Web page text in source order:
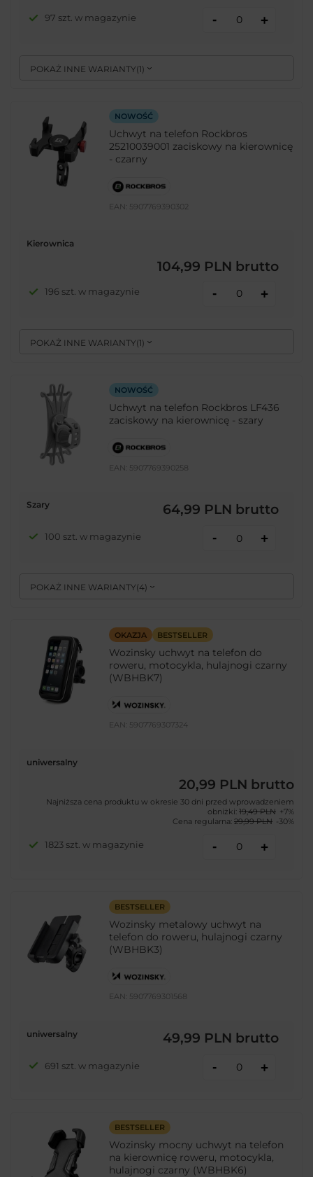
POKAŻ INNE WARIANTY( 1)
97 szt. w magazynie - +
NOWOŚĆ
Uchwyt na telefon Rockbros
25210039001 zaciskowy na kierownicę
- czarny
EAN: 5907769390302
POKAŻ INNE WARIANTY( 1)
Kierownica
104,99 PLN brutto
196 szt. w magazynie - +
NOWOŚĆ
Uchwyt na telefon Rockbros LF436
zaciskowy na kierownicę - szary
EAN: 5907769390258
POKAŻ INNE WARIANTY(4)
Szary 64,99 PLN brutto
100 szt. w magazynie - +
OKAZJA BESTSELLER
Wozinsky uchwyt na telefon do
roweru, motocykla, hulajnogi czarny
(WBHBK7)
EAN: 5907769307324
uniwersalny
20,99 PLN brutto
Najniższa cena produktu w okresie 30 dni przed wprowadzeniem
obniżki: 19,49 PLN +7%
Cena regularna: 29,99 PLN -30%
1823 szt. w magazynie - +
BESTSELLER
Wozinsky metalowy uchwyt na
telefon do roweru, hulajnogi czarny
(WBHBK3)
EAN: 5907769301568
uniwersalny 49,99 PLN brutto
691 szt. w magazynie - +
BESTSELLER
Wozinsky mocny uchwyt na telefon
na kierownicę roweru, motocykla,
hulajnogi czarny (WBHBK6)